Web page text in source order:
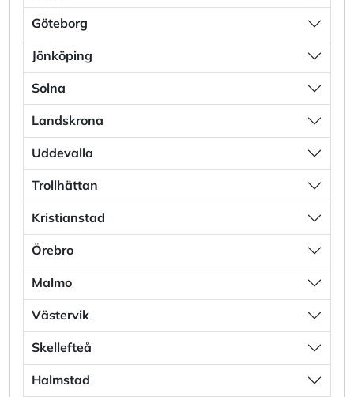
Göteborg
Jönköping
Solna
Landskrona
Uddevalla
Trollhättan
Kristianstad
Örebro
Malmo
Västervik
Skellefteå
Halmstad